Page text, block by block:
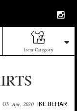
Item Category
03 Apr. 2020 IKE BEHAR